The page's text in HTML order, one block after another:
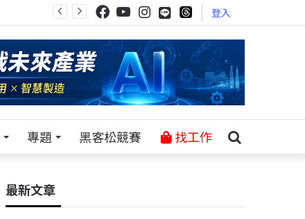
登入
專題 黑客松競賽 找工作
最新文章